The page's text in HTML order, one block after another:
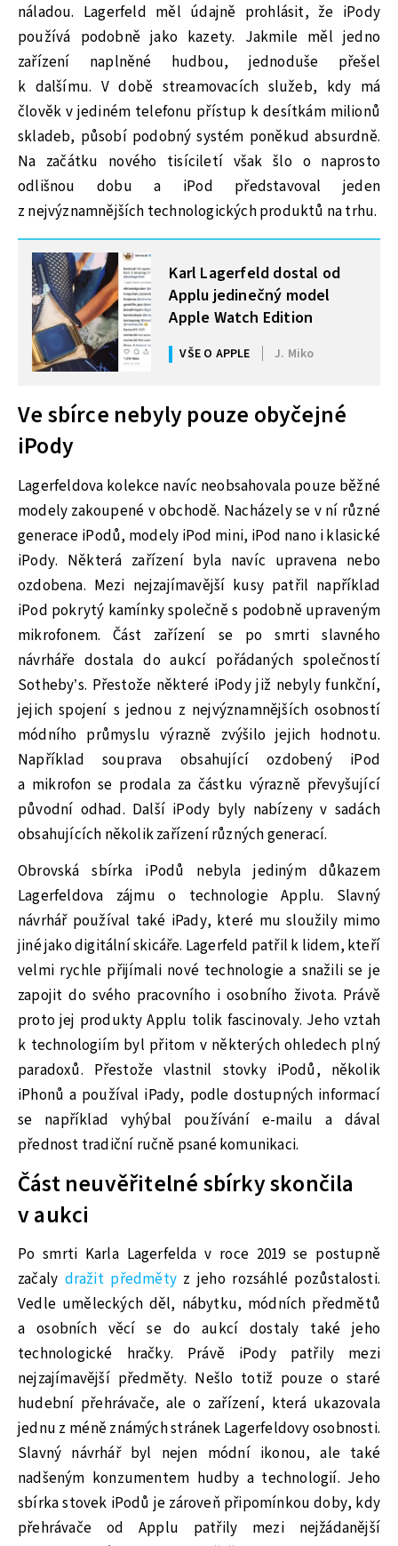
náladou. Lagerfeld měl údajně prohlásit, že iPody
používá podobně jako kazety. Jakmile měl jedno
zařízení naplněné hudbou, jednoduše přešel
k dalšímu. V době streamovacích služeb, kdy má
člověk v jediném telefonu přístup k desítkám milionů
skladeb, působí podobný systém poněkud absurdně.
Na začátku nového tisíciletí však šlo o naprosto
odlišnou dobu a iPod představoval jeden
z nejvýznamnějších technologických produktů na trhu.
MOHLO BY VÁS ZAJÍMAT
Karl Lagerfeld dostal od
Applu jedinečný model
Apple Watch Edition
VŠE O APPLE J. Miko
Ve sbírce nebyly pouze obyčejné
iPody
Lagerfeldova kolekce navíc neobsahovala pouze běžné
modely zakoupené v obchodě. Nacházely se v ní různé
generace iPodů, modely iPod mini, iPod nano i klasické
iPody. Některá zařízení byla navíc upravena nebo
ozdobena. Mezi nejzajímavější kusy patřil například
iPod pokrytý kamínky společně s podobně upraveným
mikrofonem. Část zařízení se po smrti slavného
návrháře dostala do aukcí pořádaných společností
Sotheby’s. Přestože některé iPody již nebyly funkční,
jejich spojení s jednou z nejvýznamnějších osobností
módního průmyslu výrazně zvýšilo jejich hodnotu.
Například souprava obsahující ozdobený iPod
a mikrofon se prodala za částku výrazně převyšující
původní odhad. Další iPody byly nabízeny v sadách
obsahujících několik zařízení různých generací.
Obrovská sbírka iPodů nebyla jediným důkazem
Lagerfeldova zájmu o technologie Applu. Slavný
návrhář používal také iPady, které mu sloužily mimo
jiné jako digitální skicáře. Lagerfeld patřil k lidem, kteří
velmi rychle přijímali nové technologie a snažili se je
zapojit do svého pracovního i osobního života. Právě
proto jej produkty Applu tolik fascinovaly. Jeho vztah
k technologiím byl přitom v některých ohledech plný
paradoxů. Přestože vlastnil stovky iPodů, několik
iPhonů a používal iPady, podle dostupných informací
se například vyhýbal používání e-mailu a dával
přednost tradiční ručně psané komunikaci.
Část neuvěřitelné sbírky skončila
v aukci
Po smrti Karla Lagerfelda v roce 2019 se postupně
začaly dražit předmětyz jeho rozsáhlé pozůstalosti.
Vedle uměleckých děl, nábytku, módních předmětů
a osobních věcí se do aukcí dostaly také jeho
technologické hračky. Právě iPody patřily mezi
nejzajímavější předměty. Nešlo totiž pouze o staré
hudební přehrávače, ale o zařízení, která ukazovala
jednu z méně známých stránek Lagerfeldovy osobnosti.
Slavný návrhář byl nejen módní ikonou, ale také
nadšeným konzumentem hudby a technologií. Jeho
sbírka stovek iPodů je zároveň připomínkou doby, kdy
přehrávače od Applu patřily mezi nejžádanější